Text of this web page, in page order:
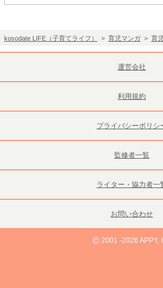
kosodate LIFE（子育てライフ） > 育児マンガ> 育
運営会社
利用規約
プライバシーポリシ
監修者一覧
ライター・協力者一
お問い合わせ
©2001 -2026 APPY,